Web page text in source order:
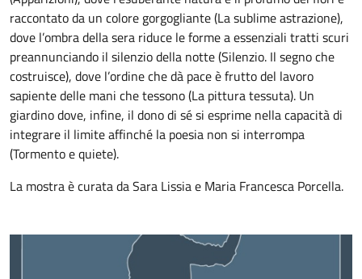
raccontato da un colore gorgogliante (La sublime astrazione),
dove l’ombra della sera riduce le forme a essenziali tratti scuri
preannunciando il silenzio della notte (Silenzio. Il segno che
costruisce), dove l’ordine che dà pace è frutto del lavoro
sapiente delle mani che tessono (La pittura tessuta). Un
giardino dove, infine, il dono di sé si esprime nella capacità di
integrare il limite affinché la poesia non si interrompa
(Tormento e quiete).
La mostra è curata da Sara Lissia e Maria Francesca Porcella.